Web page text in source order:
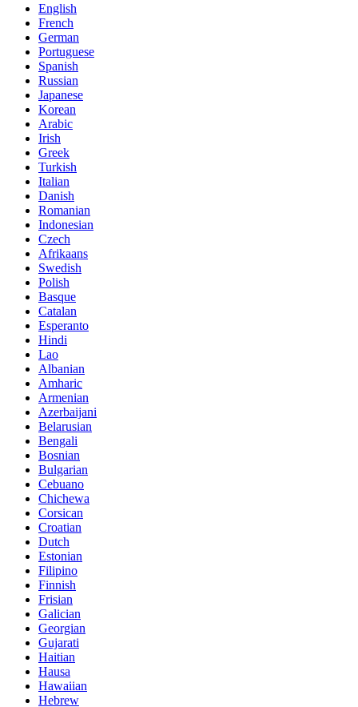
English
French
German
Portuguese
Spanish
Russian
Japanese
Korean
Arabic
Irish
Greek
Turkish
Italian
Danish
Romanian
Indonesian
Czech
Afrikaans
Swedish
Polish
Basque
Catalan
Esperanto
Hindi
Lao
Albanian
Amharic
Armenian
Azerbaijani
Belarusian
Bengali
Bosnian
Bulgarian
Cebuano
Chichewa
Corsican
Croatian
Dutch
Estonian
Filipino
Finnish
Frisian
Galician
Georgian
Gujarati
Haitian
Hausa
Hawaiian
Hebrew